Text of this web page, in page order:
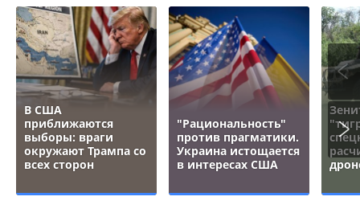
В США
приближаются
выборы: враги
окружают Трампа со
всех сторон
"Рациональность"
против прагматики.
Украина истощается
в интересах США